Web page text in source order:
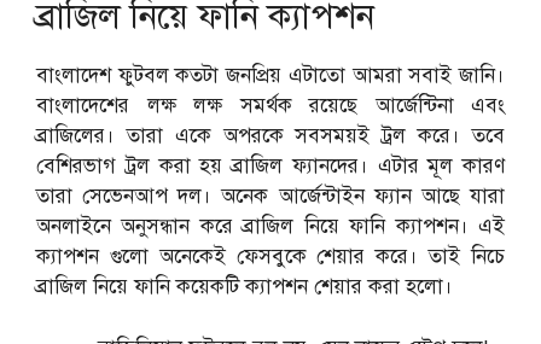
ব্রাজিল নিয়ে ফানি ক্যাপশন
বাংলাদেশ ফুটবল কতটা জনপ্রিয় এটাতো আমরা সবাই জানি।
বাংলাদেশের লক্ষ লক্ষ সমর্থক রয়েছে আর্জেন্টিনা এবং
ব্রাজিলের। তারা একে অপরকে সবসময়ই ট্রল করে। তবে
বেশিরভাগ ট্রল করা হয় ব্রাজিল ফ্যানদের। এটার মূল কারণ
তারা সেভেনআপ দল। অনেক আর্জেন্টাইন ফ্যান আছে যারা
অনলাইনে অনুসন্ধান করে ব্রাজিল নিয়ে ফানি ক্যাপশন। এই
ক্যাপশন গুলো অনেকেই ফেসবুকে শেয়ার করে। তাই নিচে
ব্রাজিল নিয়ে ফানি কয়েকটি ক্যাপশন শেয়ার করা হলো।